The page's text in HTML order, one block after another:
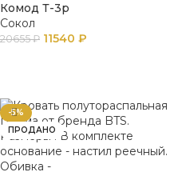
Комод Т-3р
Сокол
20655₽ 11540 ₽
-5%
ПРОДАНО